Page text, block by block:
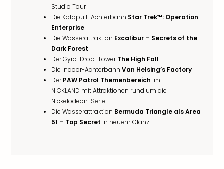
Studio Tour
Die Katapult-Achterbahn Star Trek™: Operation
Enterprise
Die Wasserattraktion Excalibur – Secrets of the
Dark Forest
Der Gyro-Drop-TowerThe High Fall
Die Indoor-Achterbahn Van Helsing’s Factory
DerPAW Patrol Themenbereich im
NICKLAND mit Attraktionen rund um die
Nickelodeon-Serie
Die Wasserattraktion Bermuda Triangle als Area
51 – Top Secret in neuem Glanz